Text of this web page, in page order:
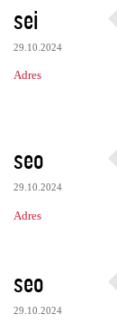
sei
29.10.2024
Adres
seo
29.10.2024
Adres
seo
29.10.2024